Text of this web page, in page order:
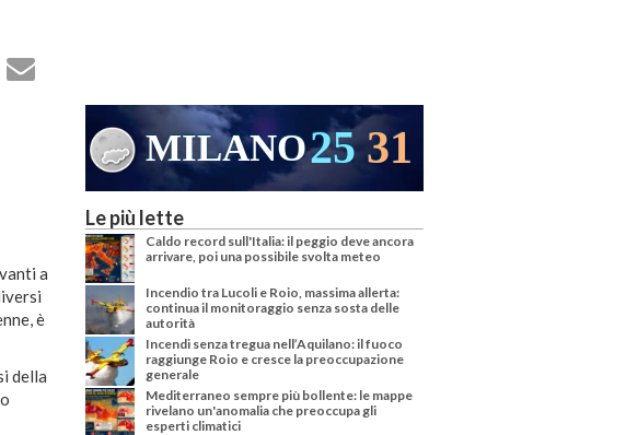
MILANO25 31
a
è
della
Le più lette
Caldo record sull'Italia: il peggio deve ancora
arrivare, poi una possibile svolta meteo
Incendio tra Lucoli e Roio, massima allerta:
continua il monitoraggio senza sosta delle
autorità
Incendi senza tregua nell’Aquilano: il fuoco
raggiunge Roio e cresce la preoccupazione
generale
Mediterraneo sempre più bollente: le mappe
rivelano un'anomalia che preoccupa gli
esperti climatici